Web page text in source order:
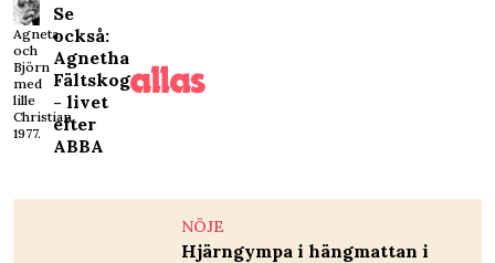
Agneta
och
Björn
med
lille
Christian
1977.
Se
också:
Agnetha
Fältskog
- livet
efter
ABBA
NÖJE
Hjärngympa i hängmattan i